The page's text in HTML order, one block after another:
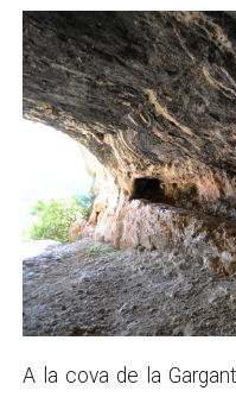
A la cova de la